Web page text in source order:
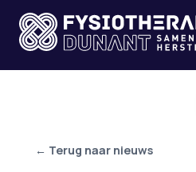
← Terug naar nieuws